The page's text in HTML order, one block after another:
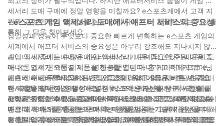
로써 빠르게 변화하는 시장에서 경쟁력을 유지하고 성공을 거둘 수
있습니다.
세서리 도매 구매에 정말 영향을 미칠까요? e스포츠계에서 고객 지
원과 고객 만족의 중요성을 심도 있게 다루는 이 통찰력 있는 기사를
통해 그 답을 찾아보세요.
- e스포츠 게임 액세서리 도매에서 애프터 서비스의 중요성
정밀성과 성능이 무엇보다 중요한 빠르게 변화하는 e스포츠 게임의
세계에서 애프터 서비스의 중요성은 아무리 강조해도 지나치지 않
습니다. 시중에는 수많은 게임 액세서리가 판매되고 있기 때문에 도
매 유통업체가 고품질 제품을 제공할 뿐만 아니라 고객에게 뛰어난
애프터 서비스를 제공하는 것도 중요합니다. 이 글은 e스포츠 게임
액세서리 도매 산업에서 애프터서비스의 중요성을 탐구하고, 이를
사업의 중요한 측면으로 만드는 핵심 요소에 초점을 맞추고 있습니
다.
게임 액세서리 도매에서 애프터서비스가 매우 중요한 주된 이유 중
하나는 고객 만족에 미치는 영향 때문입니다. 홈 게이머와 프로 e스
포츠 선수 모두 최적의 성능을 제공하기 위해 게임 장비를 사용합니
다. 고장이나 문제가 발생하는 경우, 고객은 자신의 우려 사항을 해
결하기 위해 신속하고 효과적인 지원이 필요합니다. 신뢰할 수 있는
애프터 서비스를 제공함으로써 도매 유통업체는 고객 기반 사이에
서 신뢰와 충성도를 구축할 수 있으며, 이를 통해 반복 구매와 긍정
게다가 애프터서비스는 전반적인 고객 경험을 향상시키는 데 중요
한 역할을 합니다. 경쟁이 치열한 e스포츠 게임 액세서리 시장에서
고객은 선택할 수 있는 옵션이 매우 다양합니다. 군중 속에서 돋보이
기 위해 도매 유통업체는 구매 후 지원을 제공하기 위해 최선을 다해
야 합니다. 여기에는 문제 해결, 수리, 교체에 대한 적시 지원을 제공
e스포츠 게임 액세서리 도매에서 애프터 서비스의 또 다른 핵심 측
면은 고객 유지와 충성도에 미치는 영향입니다. 기술이 끊임없이 발
전하는 업계에서 고객은 게임 경험을 최대한 활용하기 위해 지속적
결론적으로, e스포츠 게임 액세서리 도매에서 애프터서비스의 중요